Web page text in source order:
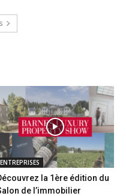
ENTREPRISES
la 1ère édition du
de l’immobilier